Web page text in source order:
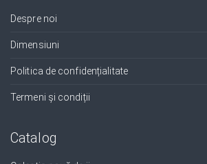
Despre noi
Dimensiuni
Politica de confidențialitate
Termeni și condiții
Catalog